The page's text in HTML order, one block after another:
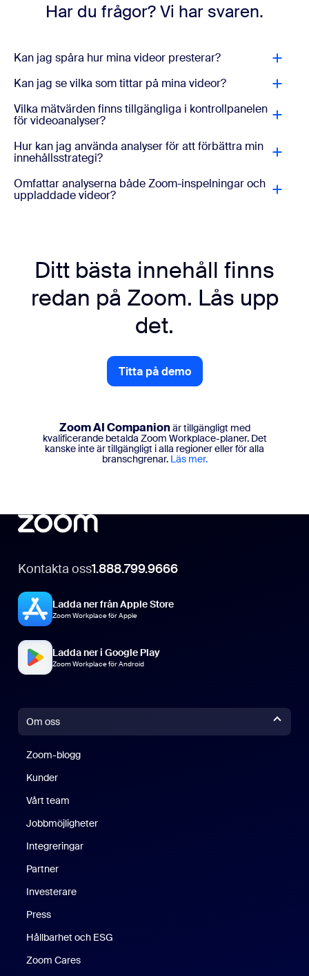
Har du frågor? Vi har svaren.
Kan jag spåra hur mina videor presterar?
Kan jag se vilka som tittar på mina videor?
Vilka mätvärden finns tillgängliga i kontrollpanelen
för videoanalyser?
Hur kan jag använda analyser för att förbättra min
innehållsstrategi?
Omfattar analyserna både Zoom-inspelningar och
uppladdade videor?
Ditt bästa innehåll finns
redan på Zoom. Lås upp
det.
Titta på demo
Titta på demo
Zoom AI Companionär tillgängligt med
kvalificerande betalda Zoom Workplace-planer. Det
kanske inte är tillgängligt i alla regioner eller för alla
branschgrenar. Läs mer.
Kontakta oss1.888.799.9666
Ladda ner från Apple Store
Zoom Workplace för Apple
Ladda ner i Google Play
Zoom Workplace för Android
Om oss
Zoom-blogg
Kunder
Vårt team
Jobbmöjligheter
Integreringar
Partner
Investerare
Press
Hållbarhet och ESG
Zoom Cares